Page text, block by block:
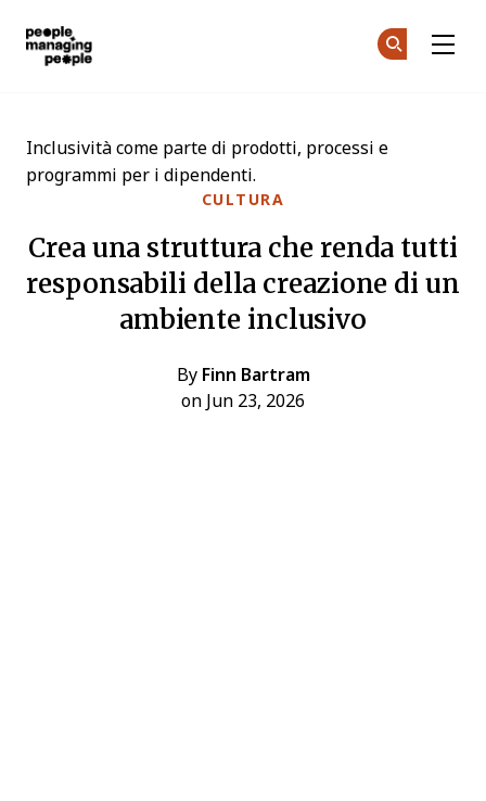
CULTURA
Crea una struttura che renda tutti
responsabili della creazione di un
ambiente inclusivo
By Finn Bartram
on Jun 23, 2026
Inclusività come parte di prodotti, processi e
programmi per i dipendenti.